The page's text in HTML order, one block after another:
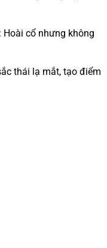
Hoài cổ nhưng không
thái lạ mắt, tạo điểm